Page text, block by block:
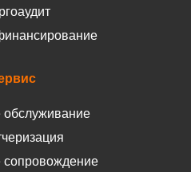
сопровождение